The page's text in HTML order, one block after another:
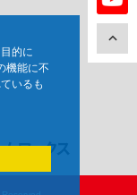
的に
機能に不
いるも